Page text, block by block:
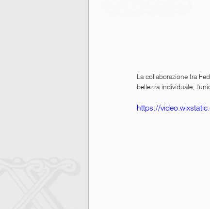
La collaborazione tra
bellezza individuale,
https://